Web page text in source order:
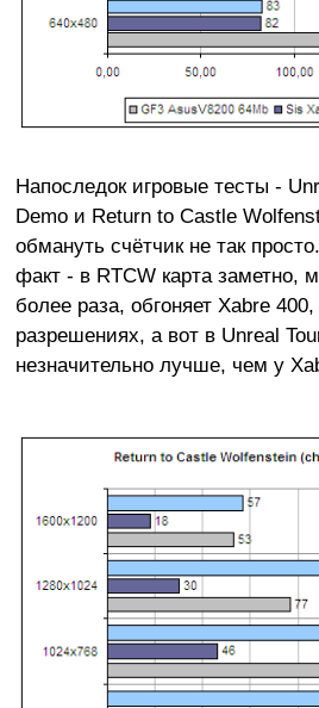
Напоследок игровые тесты -
Demo и Return to Castle
обмануть счётчик не так
факт - в RTCW карта заметно,
более раза, обгоняет Xabre
разрешениях, а вот в Unreal
незначительно лучше, чем у